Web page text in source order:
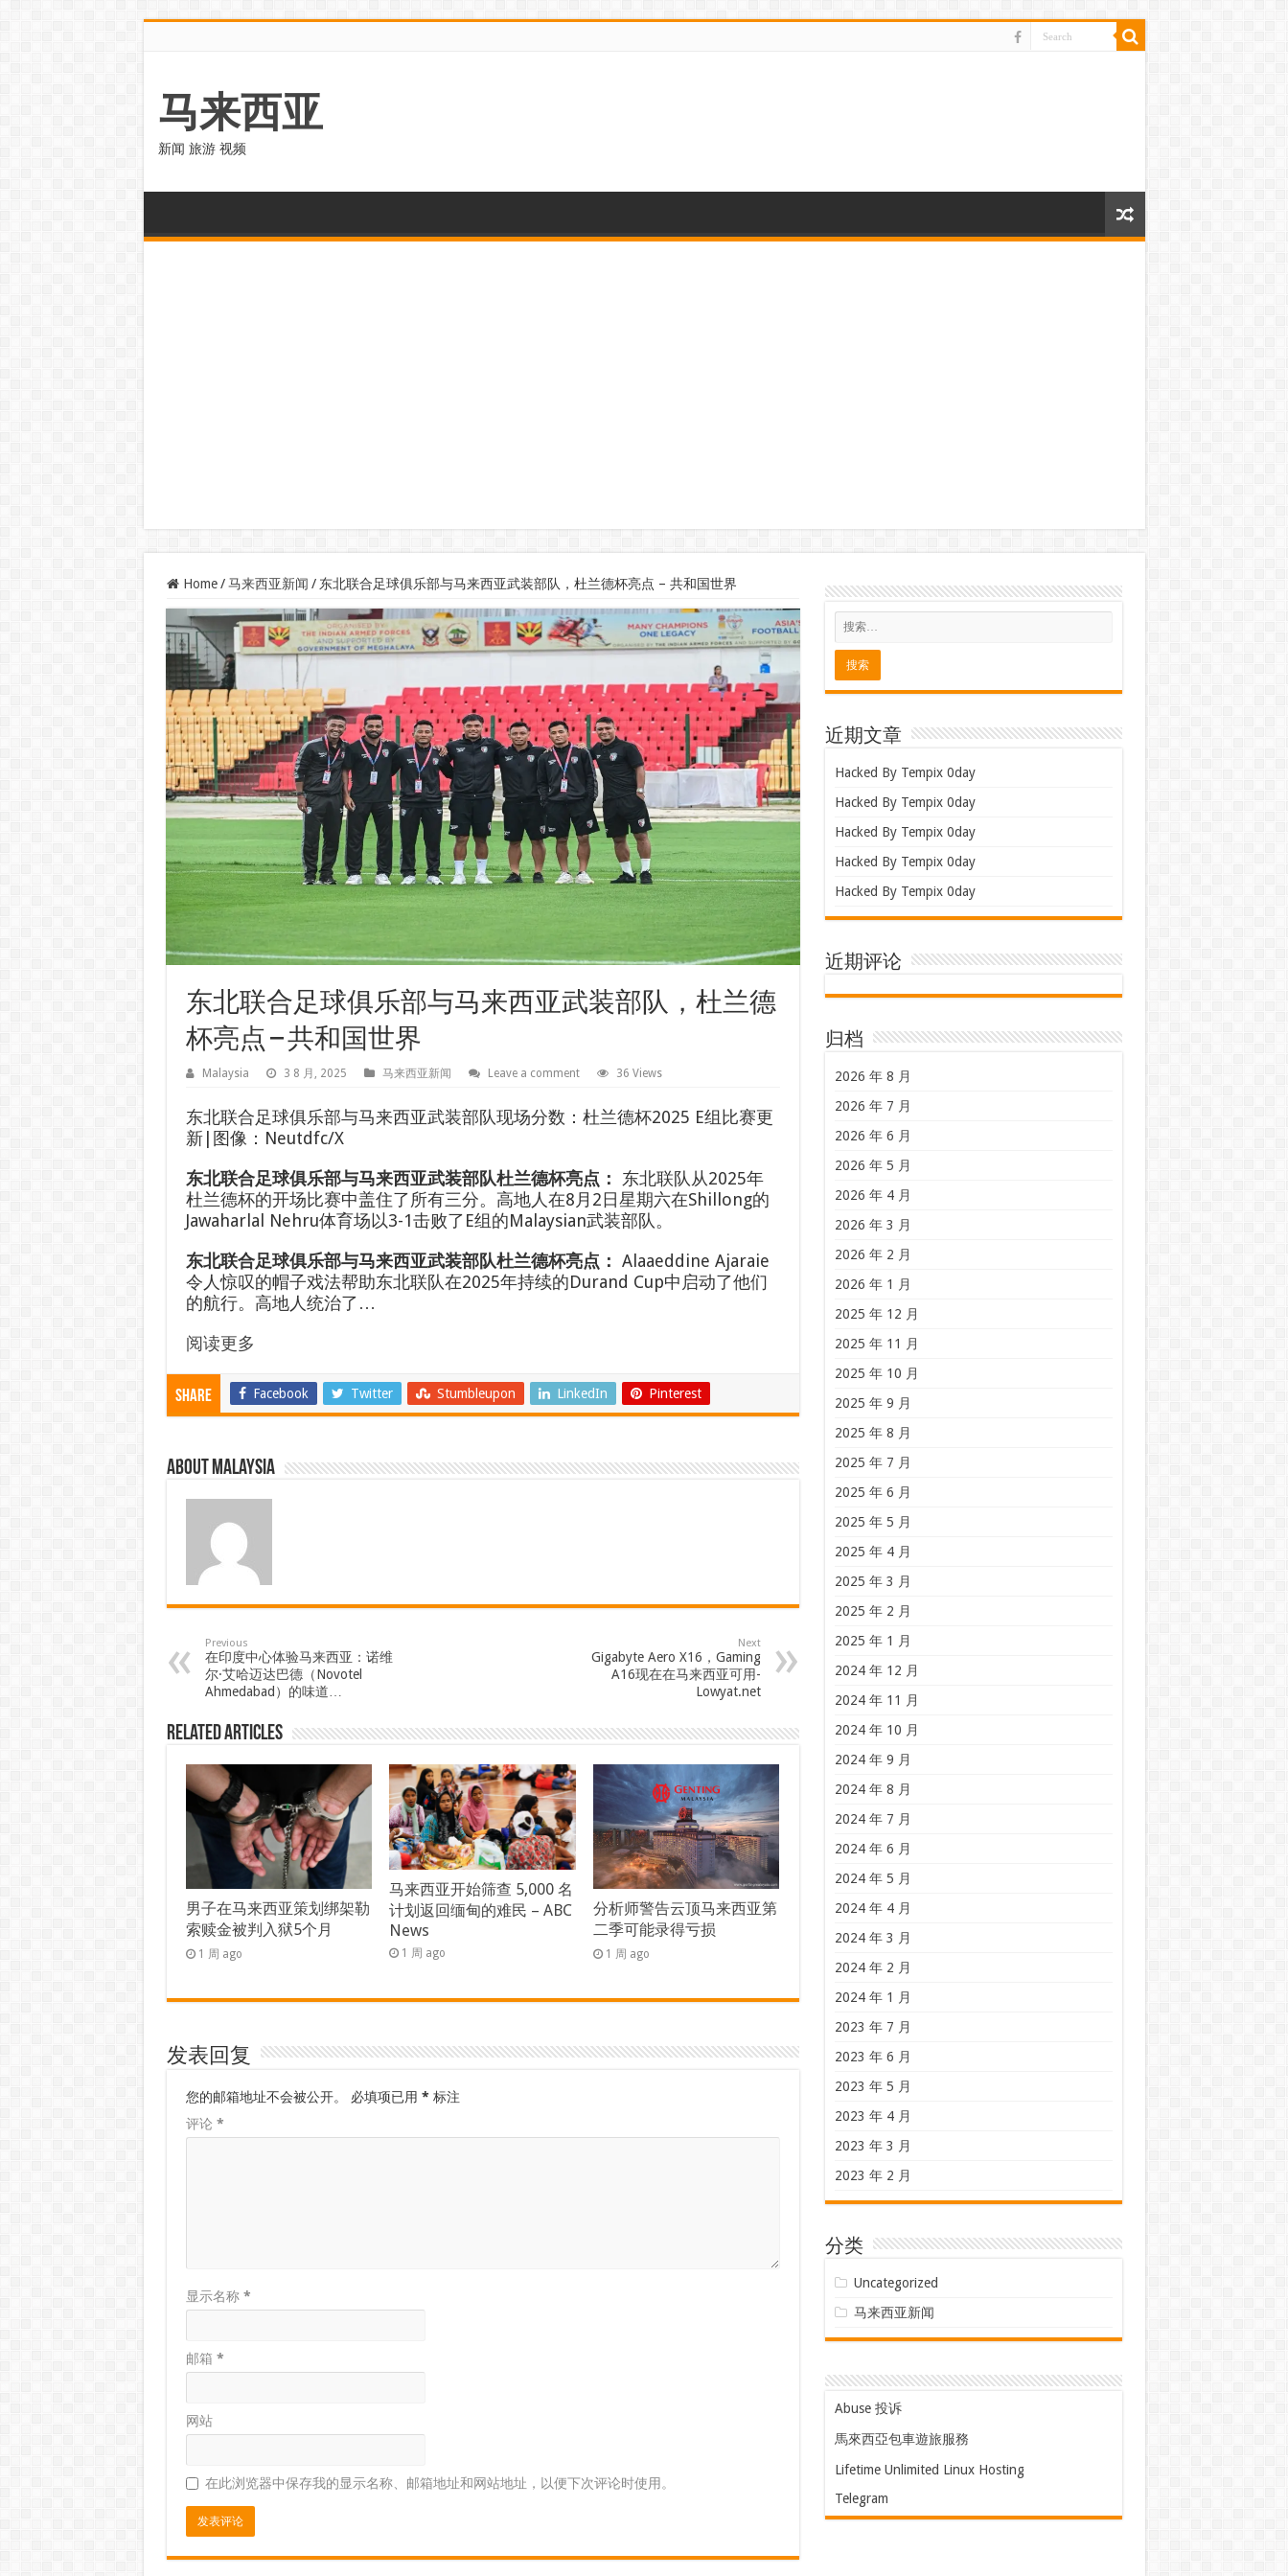
马来西亚
新闻 旅游 视频
Home / 马来西亚新闻 / 东北联合足球俱乐部与马来西亚武装部队，杜兰德杯亮点 – 共和国世界
东北联合足球俱乐部与马来西亚武装部队，杜兰德
杯亮点 – 共和国世界
Malaysia 3 8 月, 2025 马来西亚新闻 Leave a comment 36 Views
东北联合足球俱乐部与马来西亚武装部队现场分数：杜兰德杯2025 E组比赛更
新|图像：Neutdfc/X
东北联合足球俱乐部与马来西亚武装部队杜兰德杯亮点：
东北联队从2025年
杜兰德杯的开场比赛中盖住了所有三分。高地人在8月2日星期六在Shillong的
Jawaharlal Nehru体育场以3-1击败了E组的Malaysian武装部队。
东北联合足球俱乐部与马来西亚武装部队杜兰德杯亮点： Alaaeddine Ajaraie
令人惊叹的帽子戏法帮助东北联队在2025年持续的Durand Cup中启动了他们
的航行。高地人统治了…
阅读更多
Share Facebook Twitter Stumbleupon LinkedIn Pinterest
About Malaysia
Previous
在印度中心体验马来西亚：诺维
尔·艾哈迈达巴德（Novotel
Ahmedabad）的味道…
Next
Gigabyte Aero X16，Gaming
A16现在在马来西亚可用-
Lowyat.net
Related Articles
男子在马来西亚策划绑架勒
索赎金被判入狱5个月
1 周 ago
马来西亚开始筛查 5,000 名
计划返回缅甸的难民 – ABC
News
1 周 ago
分析师警告云顶马来西亚第
二季可能录得亏损
1 周 ago
发表回复
您的邮箱地址不会被公开。 必填项已用 * 标注
评论 *
显示名称 *
邮箱 *
网站
在此浏览器中保存我的显示名称、邮箱地址和网站地址，以便下次评论时使用。
近期文章
Hacked By Tempix 0day
Hacked By Tempix 0day
Hacked By Tempix 0day
Hacked By Tempix 0day
Hacked By Tempix 0day
近期评论
归档
2026 年 8 月
2026 年 7 月
2026 年 6 月
2026 年 5 月
2026 年 4 月
2026 年 3 月
2026 年 2 月
2026 年 1 月
2025 年 12 月
2025 年 11 月
2025 年 10 月
2025 年 9 月
2025 年 8 月
2025 年 7 月
2025 年 6 月
2025 年 5 月
2025 年 4 月
2025 年 3 月
2025 年 2 月
2025 年 1 月
2024 年 12 月
2024 年 11 月
2024 年 10 月
2024 年 9 月
2024 年 8 月
2024 年 7 月
2024 年 6 月
2024 年 5 月
2024 年 4 月
2024 年 3 月
2024 年 2 月
2024 年 1 月
2023 年 7 月
2023 年 6 月
2023 年 5 月
2023 年 4 月
2023 年 3 月
2023 年 2 月
分类
Uncategorized
马来西亚新闻
Abuse 投诉
馬來西亞包車遊旅服務
Lifetime Unlimited Linux Hosting
Telegram